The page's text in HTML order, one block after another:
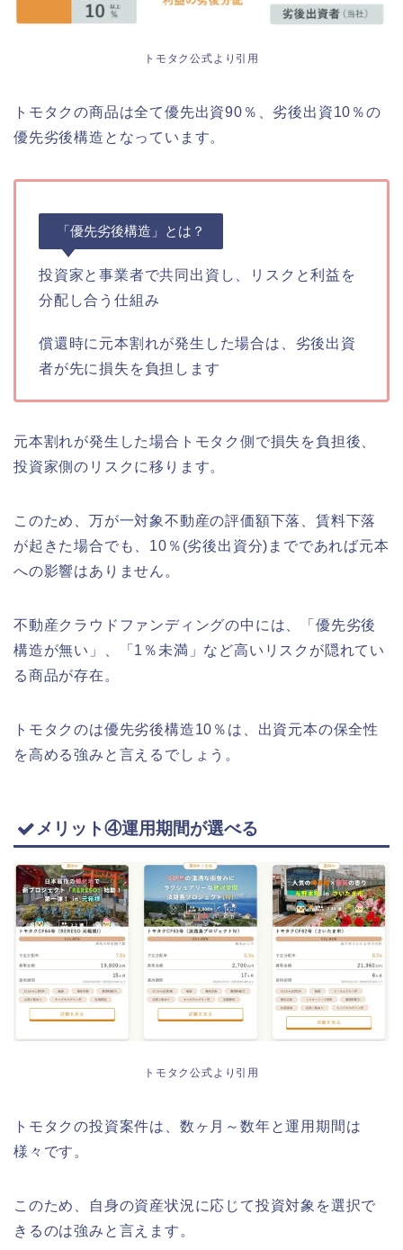
トモタク公式より引用
トモタクの商品は全て優先出資90％、劣後出資10％の
優先劣後構造となっています。
「優先劣後構造」とは？
投資家と事業者で共同出資し、リスクと利益を
分配し合う仕組み
償還時に元本割れが発生した場合は、劣後出資
者が先に損失を負担します
元本割れが発生した場合トモタク側で損失を負担後、
投資家側のリスクに移ります。
このため、万が一対象不動産の評価額下落、賃料下落
が起きた場合でも、10％(劣後出資分)までであれば元本
への影響はありません。
不動産クラウドファンディングの中には、「優先劣後
構造が無い」、「1％未満」など高いリスクが隠れてい
る商品が存在。
トモタクのは優先劣後構造10％は、出資元本の保全性
を高める強みと言えるでしょう。
メリット④運用期間が選べる
トモタク公式より引用
トモタクの投資案件は、数ヶ月～数年と運用期間は
様々です。
このため、自身の資産状況に応じて投資対象を選択で
きるのは強みと言えます。